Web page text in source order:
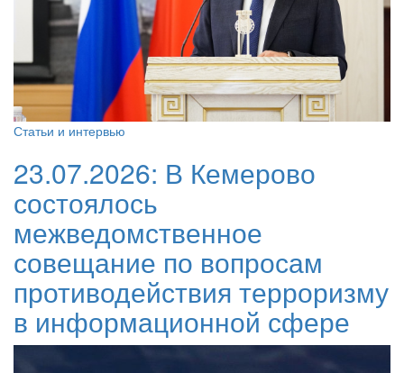
Статьи и интервью
23.07.2026: В Кемерово
состоялось
межведомственное
совещание по вопросам
противодействия терроризму
в информационной сфере